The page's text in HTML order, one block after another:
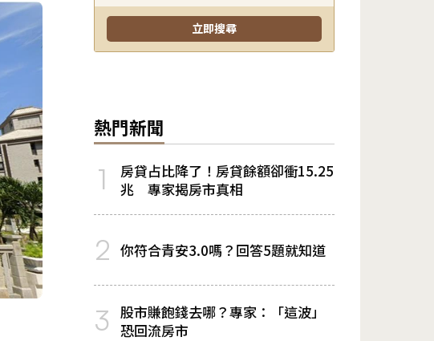
熱門新聞
1
房貸占比降了！房貸餘額卻衝15.25
兆 專家揭房市真相
2 你符合青安3.0嗎？回答5題就知道
3 股市賺飽錢去哪？專家：「這波」
恐回流房市